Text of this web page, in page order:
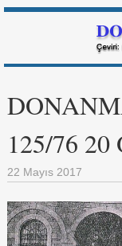
125/76 20
22 Mayıs 2017